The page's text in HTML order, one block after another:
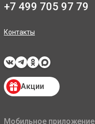
+7 499 705 97 79
Контакты
Акции
Мобильное приложение